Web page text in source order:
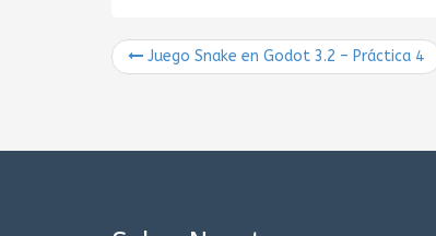
Juego Snake en Godot 3.2 – Práctica 4